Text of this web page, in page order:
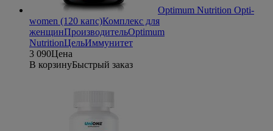
Optimum Nutrition Opti-
women (120 капс)Комплекс для
женщинПроизводительOptimum
NutritionЦельИммунитет
3 090Цена
В корзинуБыстрый заказ